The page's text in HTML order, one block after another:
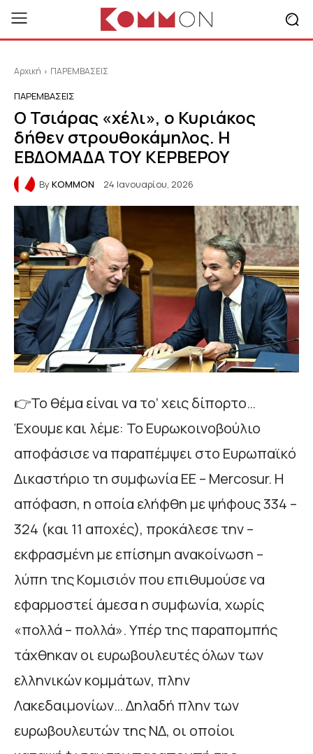
Αρχική ΠΑΡΕΜΒΑΣΕΙΣ
ΠΑΡΕΜΒΑΣΕΙΣ
Ο Τσιάρας «χέλι», ο Κυριάκος
δήθεν στρουθοκάμηλος. Η
ΕΒΔΟΜΑΔΑ ΤΟΥ ΚΕΡΒΕΡΟΥ
ByKOMMON 24 Ιανουαρίου, 2026
👉Το θέμα είναι να το’ χεις δίπορτο…
Έχουμε και λέμε: Το Ευρωκοινοβούλιο
αποφάσισε να παραπέμψει στο Ευρωπαϊκό
Δικαστήριο τη συμφωνία ΕΕ – Mercosur. Η
απόφαση, η οποία ελήφθη με ψήφους 334 –
324 (και 11 αποχές), προκάλεσε την –
εκφρασμένη με επίσημη ανακοίνωση –
λύπη της Κομισιόν που επιθυμούσε να
εφαρμοστεί άμεσα η συμφωνία, χωρίς
«πολλά – πολλά». Υπέρ της παραπομπής
τάχθηκαν οι ευρωβουλευτές όλων των
ελληνικών κομμάτων, πλην
Λακεδαιμονίων… Δηλαδή πλην των
ευρωβουλευτών της ΝΔ, οι οποίοι